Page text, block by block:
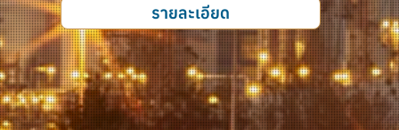
รายละเอียด